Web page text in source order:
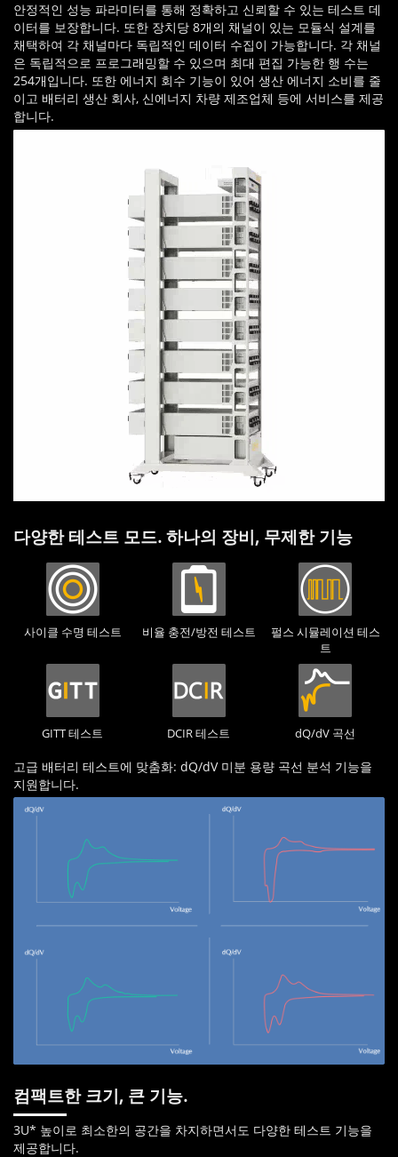
안정적인 성능 파라미터를 통해 정확하고 신뢰할 수 있는 테스트 데
이터를 보장합니다. 또한 장치당 8개의 채널이 있는 모듈식 설계를
채택하여 각 채널마다 독립적인 데이터 수집이 가능합니다. 각 채널
은 독립적으로 프로그래밍할 수 있으며 최대 편집 가능한 행 수는
254개입니다. 또한 에너지 회수 기능이 있어 생산 에너지 소비를 줄
이고 배터리 생산 회사, 신에너지 차량 제조업체 등에 서비스를 제공
합니다.
다양한 테스트 모드. 하나의 장비, 무제한 기능
사이클 수명 테스트 비율 충전/방전 테스트
펄스 시뮬레이션 테스
트
GITT 테스트 DCIR 테스트 dQ/dV 곡선
고급 배터리 테스트에 맞춤화: dQ/dV 미분 용량 곡선 분석 기능을
지원합니다.
컴팩트한 크기, 큰 기능.
3U* 높이로 최소한의 공간을 차지하면서도 다양한 테스트 기능을
제공합니다.